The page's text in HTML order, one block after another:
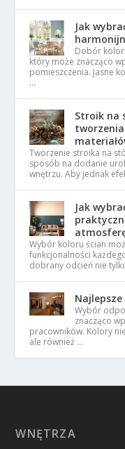
Jak
Dobór
który może znacząco
pomieszczenia. Jasne
…
Stroik na
Tworzenie stroika na
sposób na dodanie
wnętrzu. Aby jednak
Jak
Wybór koloru ścian
funkcjonalności
dobrany odcień nie
Wybór
znacząco
pracowników. Kolory
ale również …
WNĘTRZA